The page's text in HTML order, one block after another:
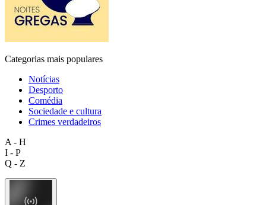
Categorias mais populares
Notícias
Desporto
Comédia
Sociedade e cultura
Crimes verdadeiros
A - H
I - P
Q - Z